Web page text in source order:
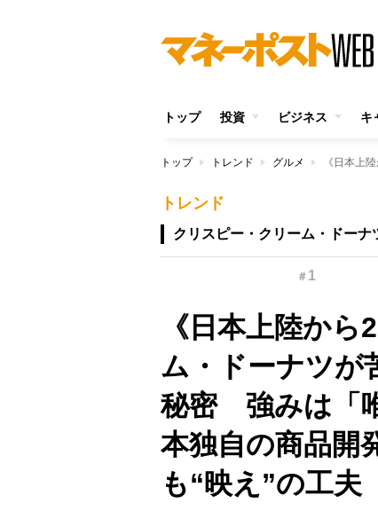
トップ 投資 ビジネス キ
トップ トレンド グルメ
トレンド
クリスピー・クリーム・ドーナ
＃ 1
《日本上陸か
ム・ドーナツが
秘密 強みは「
本独自の商品開
も“映え”の工夫